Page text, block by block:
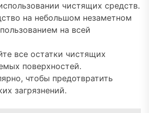
чистящих средств.
на небольшом незаметном
на всей
все остатки чистящих
поверхностей.
чтобы предотвратить
загрязнений.